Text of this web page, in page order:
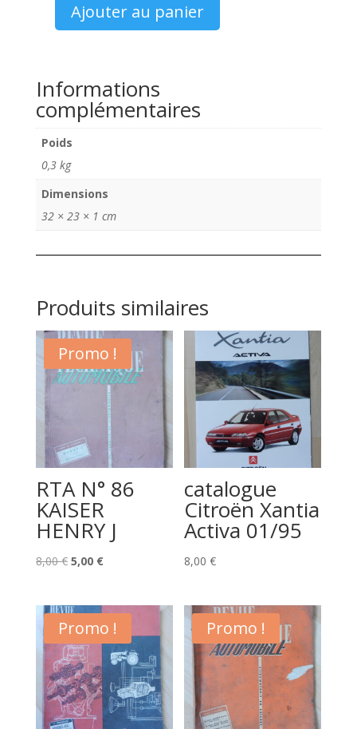
quantité
N°
83
Ajouter au panier
Informations
complémentaires
Poids
0,3 kg
Dimensions
32 × 23 × 1 cm
Produits similaires
Promo !
RTA N° 86
KAISER
HENRY J
8,00€ Le
initial
était :
8,00 €.
5,00 €Le
actuel
est :
5,00 €.
catalogue
Citroën Xantia
Activa 01/95
8,00€
Promo ! Promo !